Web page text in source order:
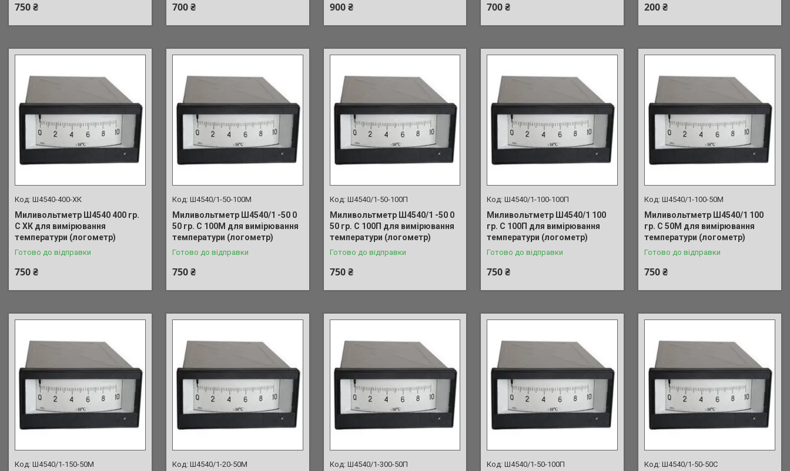
750 ₴ 700 ₴ 900 ₴ 700 ₴ 200 ₴
Ш4540-400-ХК
Миливольтметр Ш4540 400 гр.
С ХК для вимірювання
температури (логометр)
Готово до відправки
750 ₴
Ш4540/1-50-100М
Миливольтметр Ш4540/1 -50 0
50 гр. С 100М для вимірювання
температури (логометр)
Готово до відправки
750 ₴
Ш4540/1-50-100П
Миливольтметр Ш4540/1 -50 0
50 гр. С 100П для вимірювання
температури (логометр)
Готово до відправки
750 ₴
Ш4540/1-100-100П
Миливольтметр Ш4540/1 100
гр. С 100П для вимірювання
температури (логометр)
Готово до відправки
750 ₴
Ш4540/1-100-50М
Миливольтметр Ш4540/1 100
гр. С 50М для вимірювання
температури (логометр)
Готово до відправки
750 ₴
Ш4540/1-150-50М Ш4540/1-20-50М Ш4540/1-300-50П Ш4540/1-50-100П Ш4540/1-50-50С